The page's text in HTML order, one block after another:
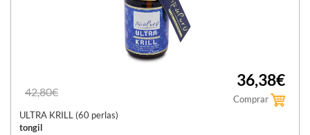
42,80€
36,38€
Comprar
ULTRA KRILL (60 perlas)
tongil